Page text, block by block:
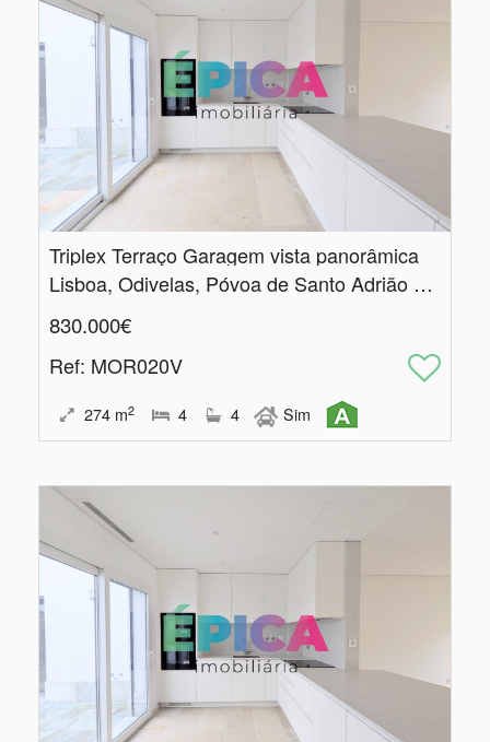
Triplex Terraço Garagem vista panorâmica
Lisboa, Odivelas, Póvoa de Santo Adrião e Olival Basto
830.000€
Ref: MOR020V
274 m2 4 4 Sim